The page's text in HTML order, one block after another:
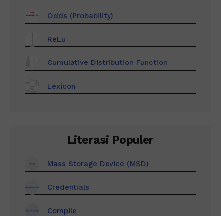
Odds (Probability)
ReLu
Cumulative Distribution Function
Lexicon
Literasi Populer
Mass Storage Device (MSD)
Credentials
Compile